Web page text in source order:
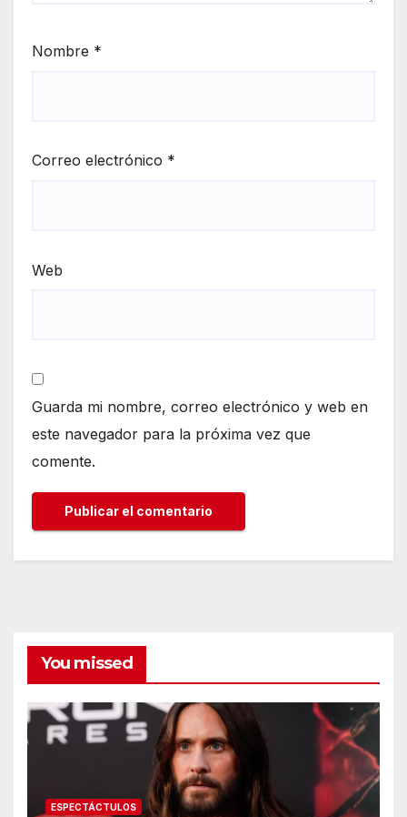
Nombre *
Correo electrónico *
Web
Guarda mi nombre, correo electrónico y web en
este navegador para la próxima vez que
comente.
You missed
ESPECTÁCTULOS